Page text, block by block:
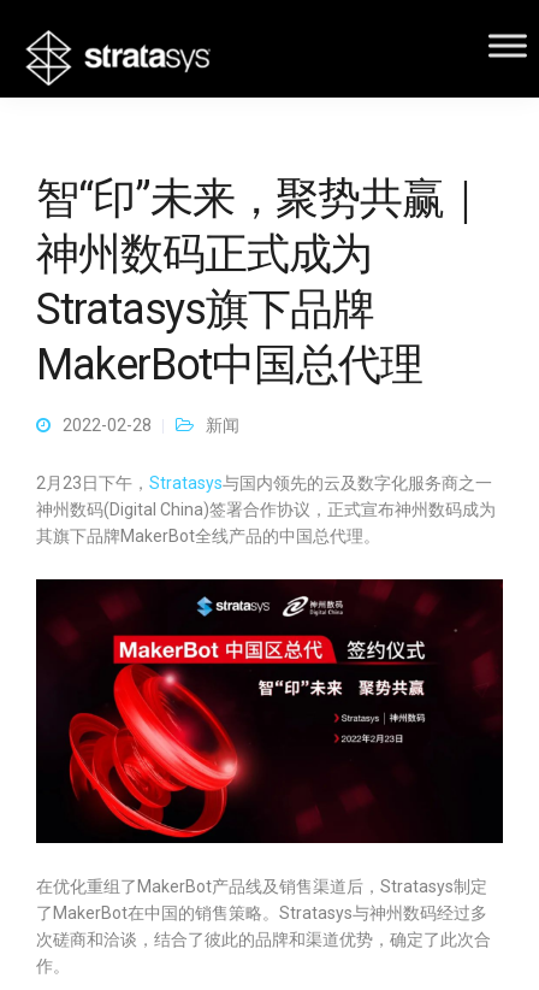
智“印”未来，聚势共赢｜
神州数码正式成为
Stratasys旗下品牌
MakerBot中国总代理
2022-02-28 新闻
2月23日下午， Stratasys与国内领先的云及数字化服务商之一
神州数码(Digital China)签署合作协议，正式宣布神州数码成为
其旗下品牌MakerBot全线产品的中国总代理。
在优化重组了MakerBot产品线及销售渠道后，Stratasys制定
了MakerBot在中国的销售策略。Stratasys与神州数码经过多
次磋商和洽谈，结合了彼此的品牌和渠道优势，确定了此次合
作。